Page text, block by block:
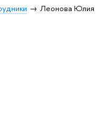
Леонова Юлия